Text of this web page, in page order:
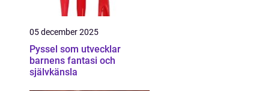
05 december 2025
Pyssel som utvecklar
barnens fantasi och
självkänsla